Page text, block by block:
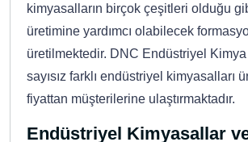
kimyasalların birçok çeşitleri olduğu
üretimine yardımcı olabilecek
üretilmektedir. DNC Endüstriyel Kimya
sayısız farklı endüstriyel kimyasalları
fiyattan müşterilerine ulaştırmaktadır.
Endüstriyel Kimyasallar